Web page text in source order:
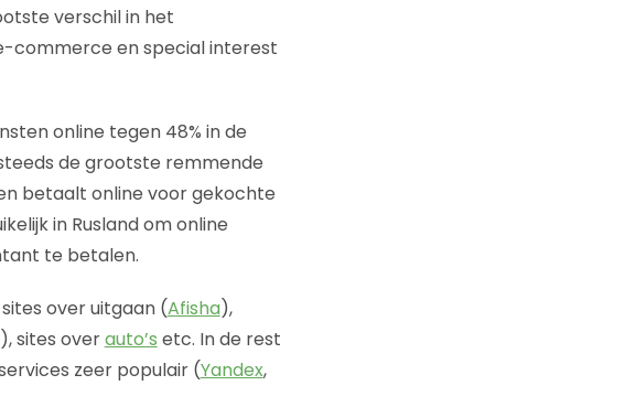
verschil in het
commerce en special interest
online tegen 48% in de
de grootste remmende
betaalt online voor gekochte
in Rusland om online
te betalen.
over uitgaan (Afisha),
), sites overauto’s etc. In de rest
zeer populair (Yandex,